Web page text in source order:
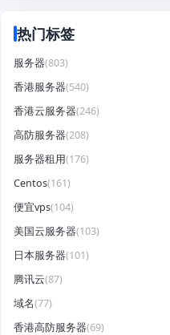
热门标签
服务器(803)
香港服务器(540)
香港云服务器(246)
高防服务器(208)
服务器租用(176)
Centos(161)
便宜vps(104)
美国云服务器(103)
日本服务器(101)
腾讯云(87)
域名(77)
香港高防服务器(69)